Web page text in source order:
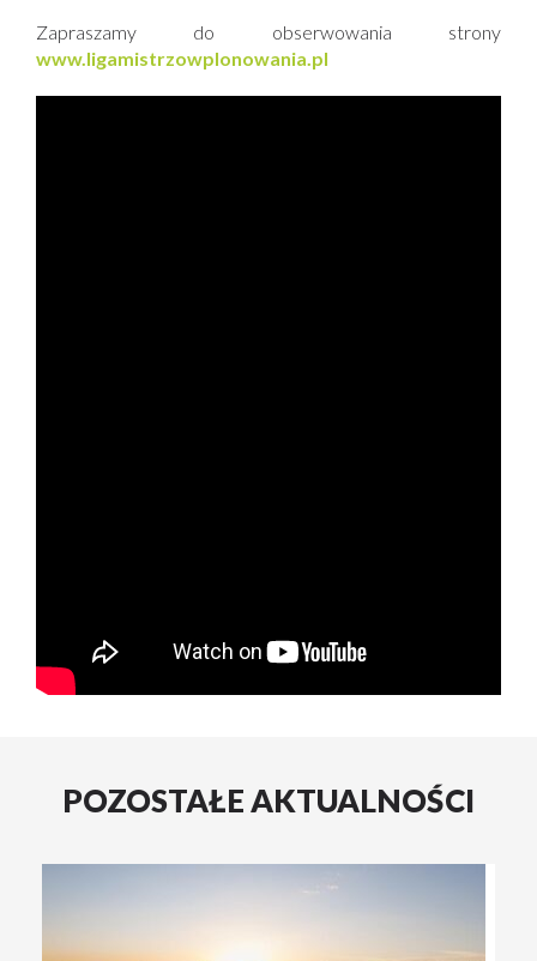
Zapraszamy do obserwowania strony
www.ligamistrzowplonowania.pl
POZOSTAŁE AKTUALNOŚCI